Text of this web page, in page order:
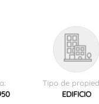
Tipo de
EDIFICIO